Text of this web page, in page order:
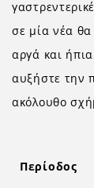
σε μία νέα θα
αργά και
αυξήστε την
ακόλουθο
Περίοδος